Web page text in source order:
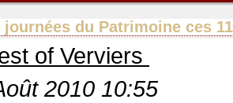
journées du Patrimoine ces
of Verviers
2010 10:55